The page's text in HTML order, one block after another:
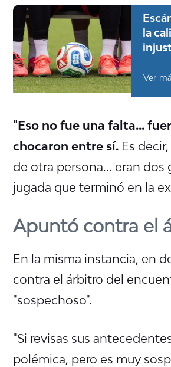
la
Ver
"Eso no fue una falta...
chocaron entre sí. Es
de otra persona... eran dos
jugada que terminó en la
Apuntó contra el
En la misma instancia, en
contra el árbitro del
"sospechoso".
"Si revisas sus
polémica, pero es muy